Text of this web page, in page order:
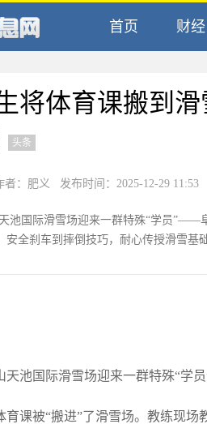
首页 财经
将体育课搬到
头条
：肥义 发布时间：2025-12-29 11:53
池国际滑雪场迎来一群特殊“学员”——
安全刹车到摔倒技巧，耐心传授滑雪
天池国际滑雪场迎来一群特殊“学
育课被“搬进”了滑雪场。教练现